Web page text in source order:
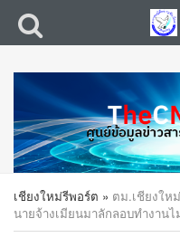
เชียงใหม่รีพอร์ต » ตม.เชียงให
นายจ้างเมียนมาลักลอบทำงาน